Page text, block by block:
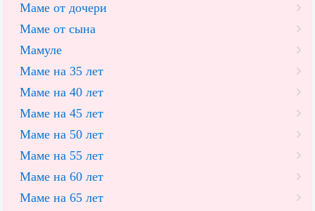
Маме от дочери
Маме от сына
Мамуле
Маме на 35 лет
Маме на 40 лет
Маме на 45 лет
Маме на 50 лет
Маме на 55 лет
Маме на 60 лет
Маме на 65 лет